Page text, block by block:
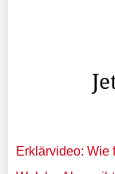
Erklärvideo: Wie